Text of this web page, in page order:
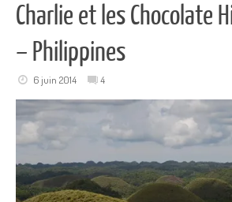
Charlie et les Chocolate
– Philippines
6 juin 2014 4